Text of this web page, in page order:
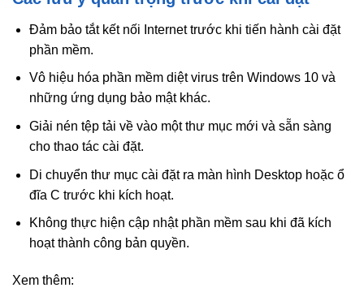
Đảm bảo tắt kết nối Internet trước khi tiến hành cài đặt
phần mềm.
Vô hiệu hóa phần mềm diệt virus trên Windows 10 và
những ứng dụng bảo mật khác.
Giải nén tệp tải về vào một thư mục mới và sẵn sàng
cho thao tác cài đặt.
Di chuyển thư mục cài đặt ra màn hình Desktop hoặc ổ
đĩa C trước khi kích hoạt.
Không thực hiện cập nhật phần mềm sau khi đã kích
hoạt thành công bản quyền.
Xem thêm: